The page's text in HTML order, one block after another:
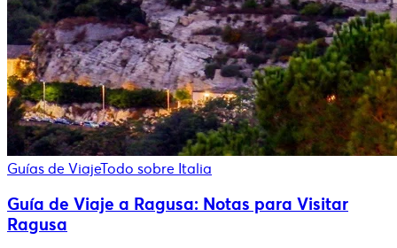
Guías de ViajeTodo sobre Italia
Guía de Viaje a Ragusa: Notas para Visitar
Ragusa